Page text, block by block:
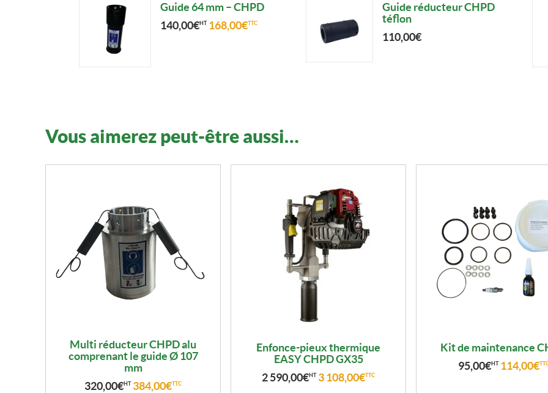
Guide 64 mm – CHPD
140,00€HT 168,00€TTC
Guide réducteur CHPD
téflon
110,00€
peuvent
choisies
sur
la
page
du
produit
Vous aimerez peut-être aussi…
Multi réducteur CHPD alu
comprenant le guide Ø 107
mm
320,00€HT 384,00€TTC
Enfonce-pieux thermique
EASY CHPD GX35
2 590,00€HT 3 108,00€TTC
Kit de maintenance
95,00€HT 114,00€